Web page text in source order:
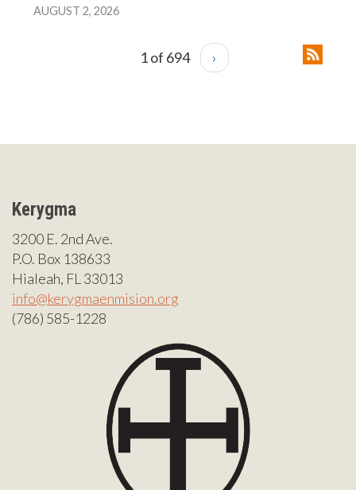
AUGUST 2, 2026
1 of 694 ›
Kerygma
3200 E. 2nd Ave.
P.O. Box 138633
Hialeah, FL 33013
info@kerygmaenmision.org
(786) 585-1228